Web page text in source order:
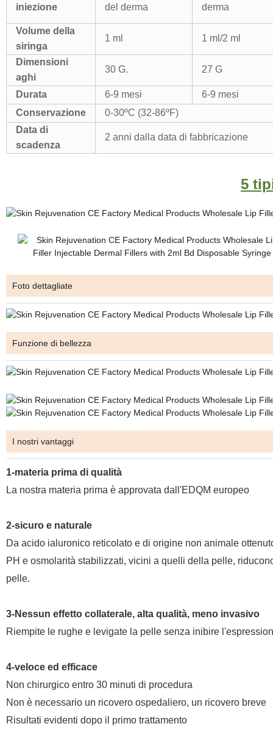
iniezione del derma derma
Volume della
siringa
1 ml 1 ml/2 ml
Dimensioni
aghi
30 G. 27 G
Durata 6-9 mesi
6-9 mesi
Conservazione
0-30ºC (32-86ºF)
Data di
scadenza
2 anni dalla data di fabbricazione
5
Foto dettagliate
Funzione di bellezza
I nostri vantaggi
1-materia prima di qualità
La nostra materia prima è approvata dall'EDQM europeo
2-sicuro e naturale
Da acido ialuronico reticolato e di origine non animale
PH e osmolarità stabilizzati, vicini a quelli della pelle,
pelle.
3-Nessun effetto collaterale, alta qualità, meno invasivo
Riempite le rughe e levigate la pelle senza inibire
4-veloce ed efficace
Non chirurgico entro 30 minuti di procedura
Non è necessario un ricovero ospedaliero, un ricovero breve
Risultati evidenti dopo il primo trattamento